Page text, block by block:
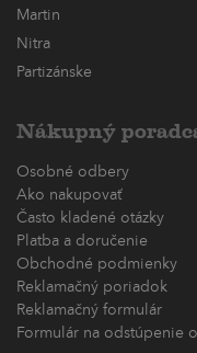
Martin
Nitra
Partizánske
Nákupný
Osobné odbery
Ako nakupovať
Často kladené otázky
Platba a doručenie
Obchodné podmienky
Reklamačný poriadok
Reklamačný formulár
Formulár na odstúpenie